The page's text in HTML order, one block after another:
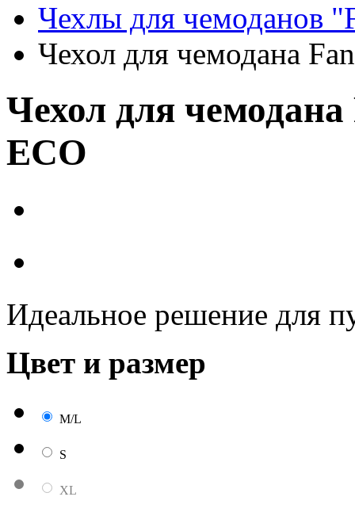
Чехлы для чемоданов
Чехол для чемодана
Чехол для
ECO
Идеальное решение для
Цвет и размер
M/L
S
XL